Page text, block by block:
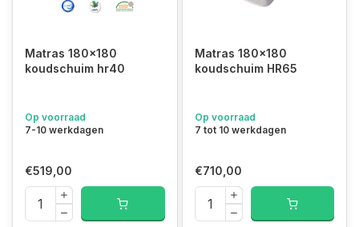
Matras 180x180
koudschuim hr40
Op voorraad
7-10 werkdagen
€519,00
Matras 180x180
koudschuim HR65
Op voorraad
7 tot 10 werkdagen
€710,00